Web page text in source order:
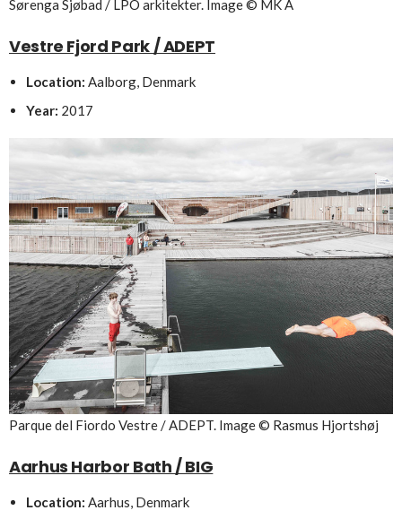
Sørenga Sjøbad / LPO arkitekter. Image © MK A
Vestre Fjord Park / ADEPT
Location: Aalborg, Denmark
Year: 2017
Parque del Fiordo Vestre / ADEPT. Image © Rasmus Hjortshøj
Aarhus Harbor Bath / BIG
Location: Aarhus, Denmark